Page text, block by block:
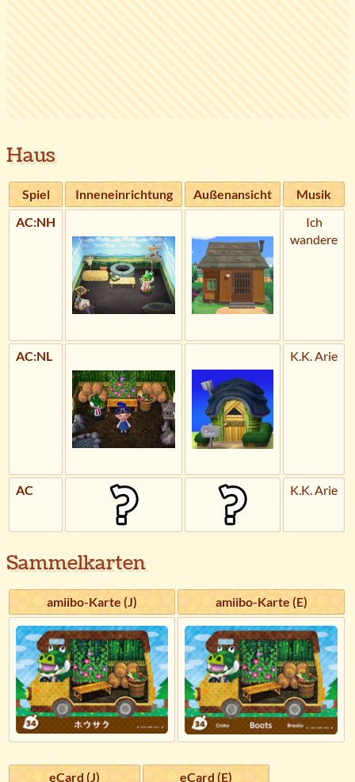
Haus
Spiel Inneneinrichtung Außenansicht
Musik
AC:NH
Ich
wandere
AC:NL K.K. Arie
AC K.K. Arie
Sammelkarten
amiibo-Karte (J) amiibo-Karte (E)
eCard (J) eCard (E)